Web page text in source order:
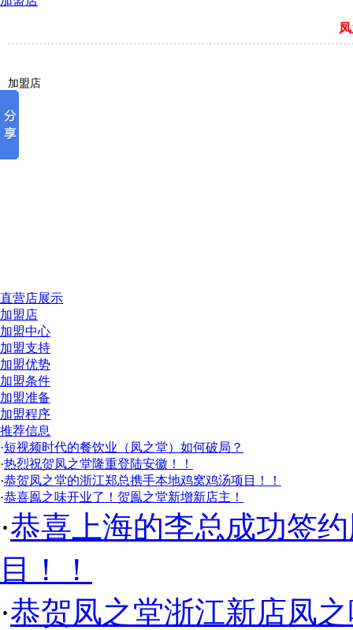
加盟店
直营店展示
加盟店
加盟中心
加盟支持
加盟优势
加盟条件
加盟准备
加盟程序
推荐信息
·短视频时代的餐饮业（凤之堂）如何破局？
·热烈祝贺凤之堂隆重登陆安徽！！
·恭贺凤之堂的浙江郑总携手本地鸡窝鸡汤项目！！
·恭喜鳯之味开业了！贺鳯之堂新增新店主！
·恭喜上海的李总成功签
目！！
·恭贺凤之堂浙江新店凤